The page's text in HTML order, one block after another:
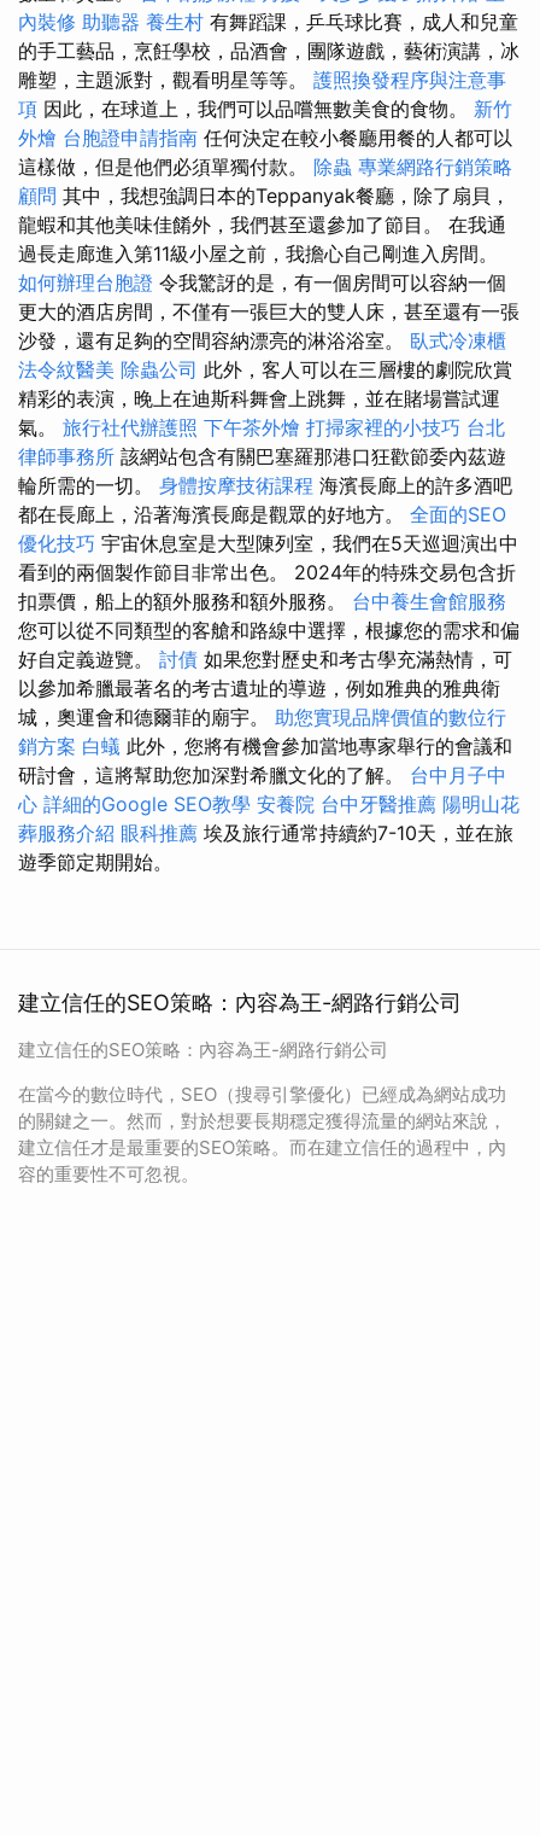
內裝修 助聽器 養生村 有舞蹈課，乒乓球比賽，成人和兒童
的手工藝品，烹飪學校，品酒會，團隊遊戲，藝術演講，冰
雕塑，主題派對，觀看明星等等。 護照換發程序與注意事
項 因此，在球道上，我們可以品嚐無數美食的食物。 新竹
外燴 台胞證申請指南 任何決定在較小餐廳用餐的人都可以
這樣做，但是他們必須單獨付款。 除蟲 專業網路行銷策略
顧問 其中，我想強調日本的Teppanyak餐廳，除了扇貝，
龍蝦和其他美味佳餚外，我們甚至還參加了節目。 在我通
過長走廊進入第11級小屋之前，我擔心自己剛進入房間。
如何辦理台胞證 令我驚訝的是，有一個房間可以容納一個
更大的酒店房間，不僅有一張巨大的雙人床，甚至還有一張
沙發，還有足夠的空間容納漂亮的淋浴浴室。 臥式冷凍櫃
法令紋醫美 除蟲公司 此外，客人可以在三層樓的劇院欣賞
精彩的表演，晚上在迪斯科舞會上跳舞，並在賭場嘗試運
氣。 旅行社代辦護照 下午茶外燴 打掃家裡的小技巧 台北
律師事務所 該網站包含有關巴塞羅那港口狂歡節委內茲遊
輪所需的一切。 身體按摩技術課程 海濱長廊上的許多酒吧
都在長廊上，沿著海濱長廊是觀眾的好地方。 全面的SEO
優化技巧 宇宙休息室是大型陳列室，我們在5天巡迴演出中
看到的兩個製作節目非常出色。 2024年的特殊交易包含折
扣票價，船上的額外服務和額外服務。 台中養生會館服務
您可以從不同類型的客艙和路線中選擇，根據您的需求和偏
好自定義遊覽。 討債 如果您對歷史和考古學充滿熱情，可
以參加希臘最著名的考古遺址的導遊，例如雅典的雅典衛
城，奧運會和德爾菲的廟宇。 助您實現品牌價值的數位行
銷方案 白蟻 此外，您將有機會參加當地專家舉行的會議和
研討會，這將幫助您加深對希臘文化的了解。 台中月子中
心 詳細的Google SEO教學 安養院 台中牙醫推薦 陽明山花
葬服務介紹 眼科推薦 埃及旅行通常持續約7-10天，並在旅
遊季節定期開始。
建立信任的SEO策略：內容為王-網路行銷公司
建立信任的SEO策略：內容為王-網路行銷公司
在當今的數位時代，SEO（搜尋引擎優化）已經成為網站成功
的關鍵之一。然而，對於想要長期穩定獲得流量的網站來說，
建立信任才是最重要的SEO策略。而在建立信任的過程中，內
容的重要性不可忽視。